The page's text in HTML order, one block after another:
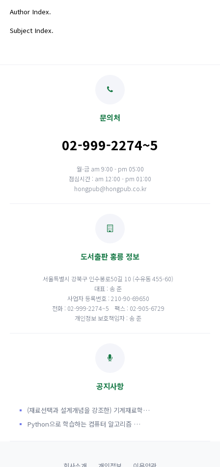
Author Index.
Subject Index.
문의처
02-999-2274~5
월-금 am 9:00 - pm 05:00
점심시간 : am 12:00 - pm 01:00
hongpub@hongpub.co.kr
도서출판 홍릉 정보
서울특별시 강북구 인수봉로50길 10 (수유동 455-60)
대표 : 송 준
사업자 등록번호 : 210-90-69650
전화 : 02-999-2274~5
팩스 : 02-905-6729
개인정보 보호책임자 : 송 준
공지사항
(재료선택과 설계개념을 강조한) 기계재료학…
Python으로 학습하는 컴퓨터 알고리즘 …